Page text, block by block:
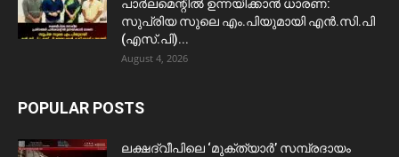
പാർലമെന്റിൽ ഉന്നയിക്കാൻ ധാരണ:
സുപ്രിയ സുലെ എം.പിയുമായി എൻ.സി.പി
(എസ്.പി)...
August 4, 2026
POPULAR POSTS
ലക്ഷദ്വീപിലെ ‘മുക്ത്യാർ’ സമ്പ്രദായം